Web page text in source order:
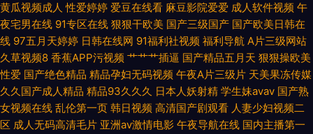
日韩成人精品 色哟哟欧美专区 伊人久久青青草大香蕉 91天堂网址 波多野结
衣磁力链接 日韩伦理 91福利导航网站 91自摸 97人妻人人射 黑丝在线喷水播
放 蜜桃网五月天 日韩福利一区 1024美女视频 91入口在线观看 99成人国产
精品视频 欧美日韩三级网址 影音先锋亚洲电影18 92看看福利视频 大香蕉
黄瓜视频成人 性爱婷婷 爱豆在线看 麻豆影院爱爱 成人软件视频 午
夜宅男在线 91专区在线 狠狠干欧美 国产三级国产 国产欧美日韩在
线 97五月天婷婷 日韩在线网 91福利社视频 福利导航 A片三级网站
久草视频8 香蕉APP污视频 艹艹艹插逼 国产精品五月天 狠狠操欧美
性爱 国产绝色精品 精品孕妇无码视频 午夜A片三级片 天美果冻传媒
久久国产成人精品 精品93久久久 日本人妖射精 学生妹avav 国产熟
女视频在线 乱伦第一页 韩日视频 高清国产剧观看 人妻少妇视频二
区 成人无码高清毛片 亚洲av激情电影 午夜导航在线 国内主播第一